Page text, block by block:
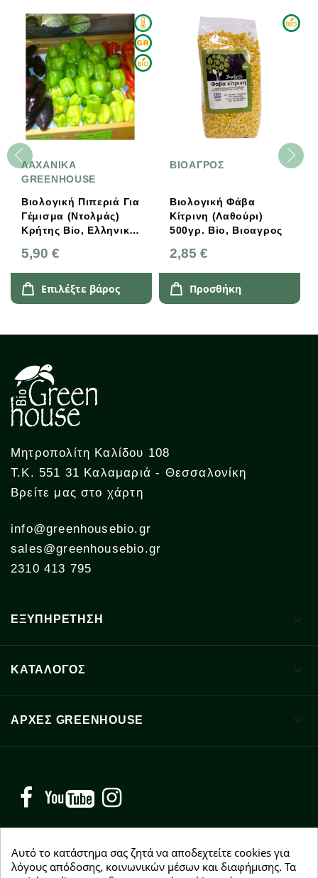
ΛΑΧΑΝΙΚΑ
GREENHOUSE
Βιολογική Πιπεριά Για
Γέμισμα (Ντολμάς)
Κρήτης Bio, Ελληνική,
5,90 €
Επιλέξτε βάρος
ΒΙΟΑΓΡΟΣ
Βιολογική Φάβα
Κίτρινη (Λαθούρι)
500γρ. Bio, Βιοαγρος
2,85 €
Προσθήκη
Μητροπολίτη Καλίδου 108
Τ.Κ. 551 31 Καλαμαριά - Θεσσαλονίκη
Βρείτε μας στο χάρτη
info@greenhousebio.gr
sales@greenhousebio.gr
2310 413 795
ΕΞΥΠΗΡΕΤΗΣΗ 
ΚΑΤΑΛΟΓΟΣ 
ΑΡΧΈΣ GREENHOUSE 
Facebook YouTube
Αυτό το κατάστημα σας ζητά να αποδεχτείτε cookies για
λόγους απόδοσης, κοινωνικών μέσων και διαφήμισης. Τα